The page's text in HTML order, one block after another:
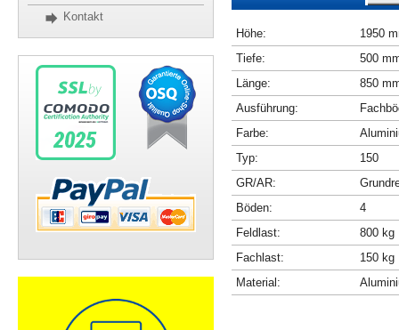
Kontakt
Höhe:
1950
Tiefe:
500
Länge:
850
Ausführung:
Farbe:
Typ:
150
GR/AR:
Böden:
4
Feldlast:
800 kg
Fachlast:
150 kg
Material: